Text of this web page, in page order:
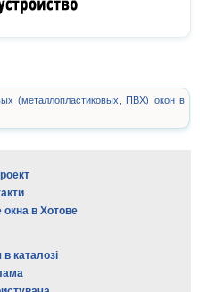
(металлопластиковых, ПВХ) окон в
в Хотове
в каталозі